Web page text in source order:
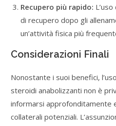
Recupero più rapido:
di recupero dopo gli
un’attività fisica più
Considerazioni Finali
Nonostante i suoi benefici,
steroidi anabolizzanti non è
informarsi approfonditamente
collaterali potenziali.